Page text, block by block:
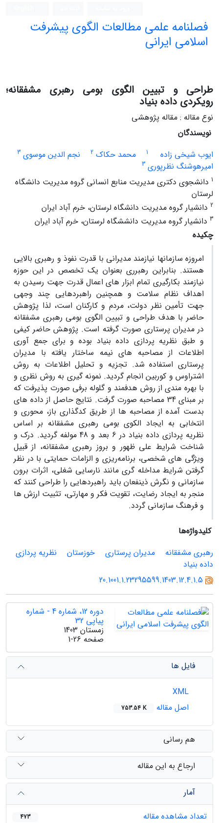
فصلنامه علمی مطالعات الگوی پیشرفت
اسلامی ایرانی
طراحی و تبیین الگوی بومی رهبری مشفقانه؛
رویکردی داده بنیاد
نوع مقاله : مقاله پژوهشی
نویسندگان
ایوب شیخی زاده
1 محمد حکاک 2 نجم الدین موسوی 3
امیرهوشنگ نظرپوری 3
1 دانشجوی دکتری مدیریت منابع انسانی گروه مدیریت دانشگاه
لرستان
2 دانشیار گروه مدیریت دانشگاه لرستان، خرم آباد ایران
3 دانشیار گروه مدیریت دانششگاه لرستان، خرم آباد ایران
چکیده
امروزه سازمانها نیازمند مدیرانی با قدرت نفوذ و رهبری بالایی
هستند. بنابراین رهبرری بعنوان یک تخصص در این حوزه
نیازمند بکارگیری تمام ابزار های اعمال قدرت جهت رسیدن به
اهداف نظام سلامت و همچنین راهبردهایی چند وجهی
جهت تأمین نظر دولت، مردم و کارکنان است، لذا پژوهش
حاضر با هدف طراحی و تبیین الگوی بومی رهبری مشفقانه
در مدیران پرستاری صورت گرفته است. پژوهش حاضر کیفی
و طبق نظریه پردازی داده بنیاد بوده و برای جمع آوری
اطلاعات از مصاحبه های نیمه ساختار یافته با مدیران
پرستاری استفاده شد. تجزیه و تحلیل اطلاعات به روش
اشتراوس و کوربین انجام گردید. نمونه گیری به روش نظری و
با بهره مندی از روش هدفمند و گلوله برفی صورت پذیرفت که
بر مبنای 34 مصاحبه صورت گرفت. نتایج حاصل از داده های
بدست آمده از مصاحبه ها از طریق کدگذاری باز، محوری و
انتخابی به ایجاد الکوی بومی رهبری مشفقانه بر اساس
نظریه پردازی داده بنیاد در 6 بعد و 48 مولفه گردید. درک و
شناخت شرایط علی ظهور و بروز رهبری مشفقانه، از قبیل
ویژگی های شخصی، برنامه‌ریزی و الزامات حمایتی با در نظر
گرفتن شرایط مداخله گری مانند نارسایی شغلی، اثرات برون
سازمانی و نگرش ذینفعان باید راهبردهایی را طراحی کنند که
منجر به ایجاد رضایت، تقویت فکر و مهارتی، تثبیت ارزش ها
و فرهنگ سازمانی گردد.
کلیدواژه‌ها
رهبری مشفقانه
مدیران پرستاری خوزستان
نظریه پردازی
داده بنیاد
20.1001.1.23295599.1403.12.4.1.5
دوره 12، شماره 4 - شماره
پیاپی 32
زمستان 1403
صفحه 1-26
فایل ها
اصل مقاله
753.54 K
هم رسانی
ارجاع به این مقاله
آمار
تعداد مشاهده مقاله
473